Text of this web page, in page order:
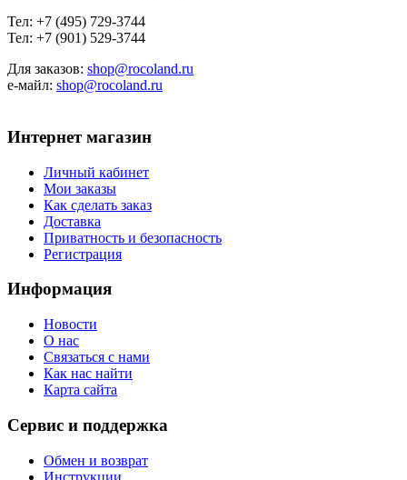
Тел: +7 (495) 729-3744
Тел: +7 (901) 529-3744
Для заказов: shop@rocoland.ru
е-майл: shop@rocoland.ru
Интернет магазин
Личный кабинет
Мои заказы
Как сделать заказ
Доставка
Приватность и безопасность
Регистрация
Информация
Новости
О нас
Связаться с нами
Как нас найти
Карта сайта
Сервис и поддержка
Обмен и возврат
Инструкции